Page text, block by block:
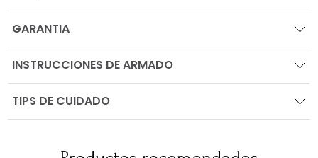
GARANTIA
INSTRUCCIONES DE ARMADO
TIPS DE CUIDADO